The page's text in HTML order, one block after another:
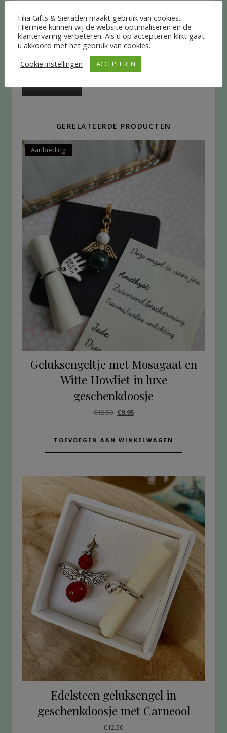
GERELATEERDE PRODUCTEN
Aanbieding!
Geluksengeltje met Mosagaat en
Witte Howliet in luxe
geschenkdoosje
€12.50 €9.95
TOEVOEGEN AAN WINKELWAGEN
Edelsteen geluksengel in
geschenkdoosje met Carneool
€12.50
Filia Gifts & Sieraden maakt gebruik van cookies.
Hiermee kunnen wij de website optimaliseren en de
klantervaring verbeteren. Als u op accepteren klikt gaat
u akkoord met het gebruik van cookies.
Cookie instellingen
ACCEPTEREN